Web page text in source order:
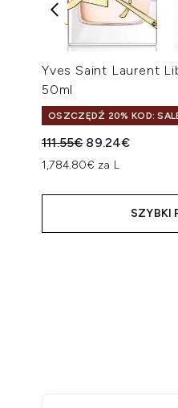
Yves Saint Laurent
50ml
OSZCZĘDŹ 20% KOD:
Sugerowana cena
111.55€ Aktualna cena:
89.24€
1,784.80€ za L
SZYBKI